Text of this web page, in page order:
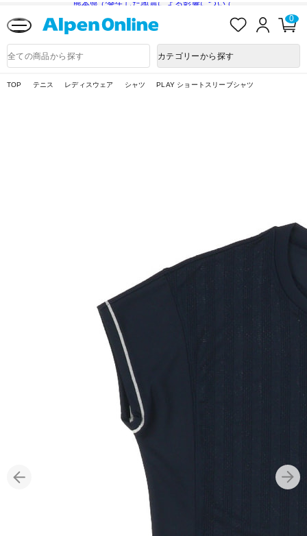
熊本県で発生した地震による影響について
入
ロ
ン
0
品
検
カテゴリーから探す
TOP テニス レディスウェア シャツ PLAY ショートスリーブシャツ